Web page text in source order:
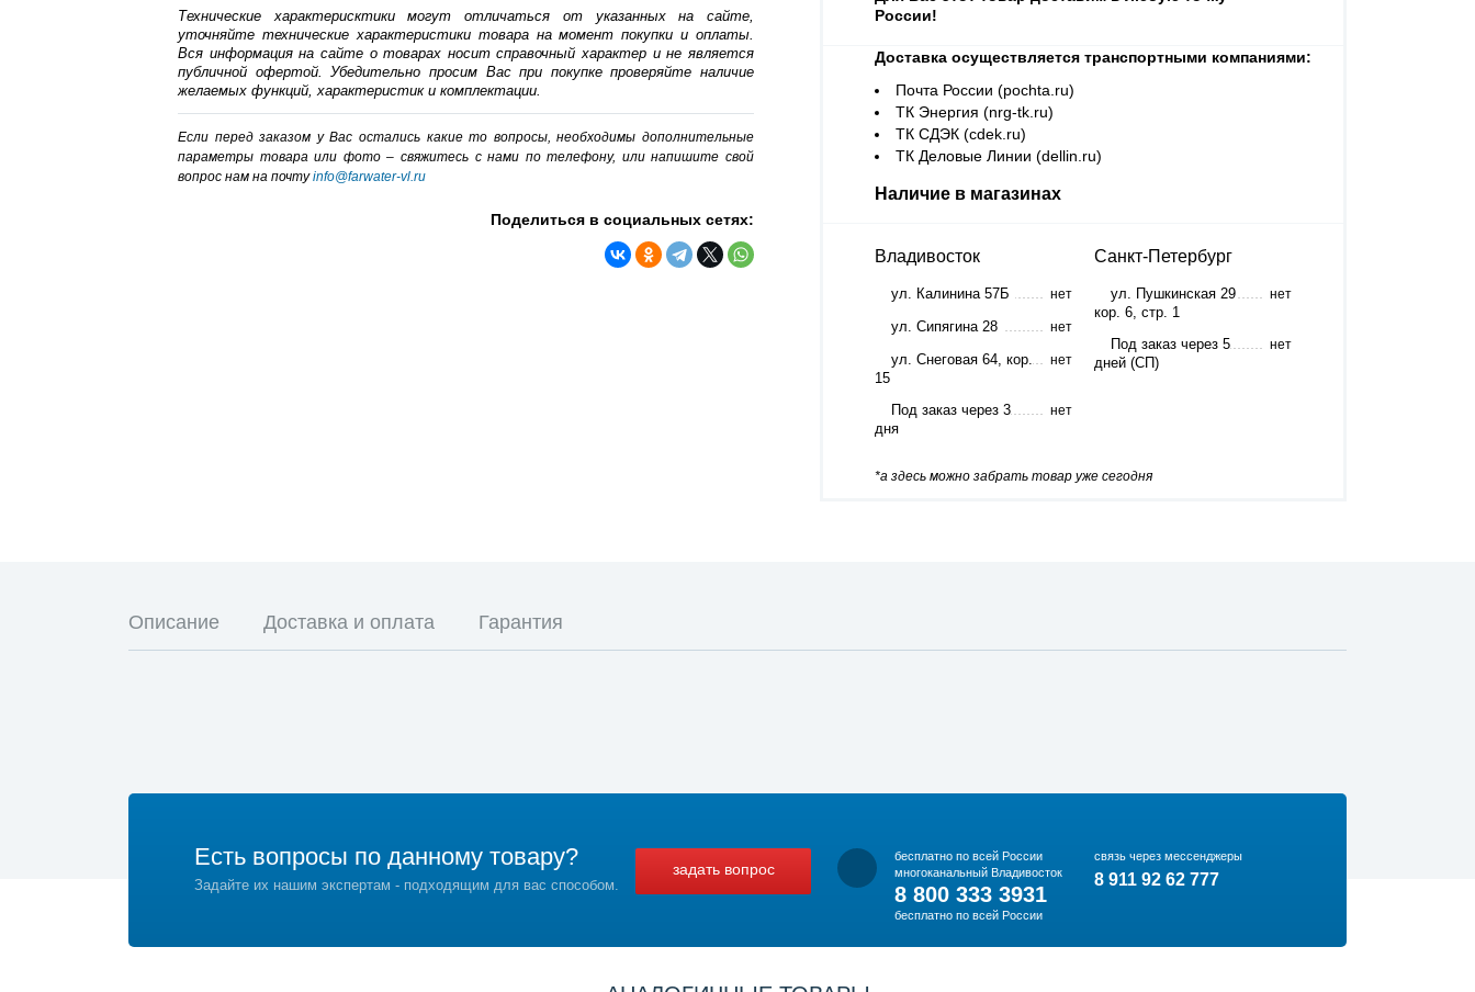
Технические характерисктики могут отличаться от указанных на сайте,
уточняйте технические характеристики товара на момент покупки и оплаты.
Вся информация на сайте о товарах носит справочный характер и не является
публичной офертой. Убедительно просим Вас при покупке проверяйте наличие
желаемых функций, характеристик и комплектации.
Если перед заказом у Вас остались какие то вопросы, необходимы дополнительные
параметры товара или фото – cвяжитесь с нами по телефону, или напишите свой
вопрос нам на почтуinfo@farwater-vl.ru
Поделиться в социальных сетях:
России!
Доставка осуществляется транспортными компаниями:
Почта России (pochta.ru)
ТК Энергия (nrg-tk.ru)
ТК СДЭК (cdek.ru)
ТК Деловые Линии (dellin.ru)
Наличие в магазинах
Владивосток
ул. Калинина 57Б нет
ул. Сипягина 28 нет
ул. Снеговая 64, кор.
15
нет
Под заказ через 3
дня
нет
Санкт-Петербург
ул. Пушкинская 29
кор. 6, стр. 1
нет
Под заказ через 5
дней (СП)
нет
*а здесь можно забрать товар уже сегодня
Описание Доставка и оплата Гарантия
Есть вопросы по данному товару?
Задайте их нашим экспертам - подходящим для вас способом.
задать вопрос
бесплатно по всей России
многоканальный Владивосток
8 800 333 3931
бесплатно по всей России
связь через мессенджеры
8 911 92 62 777